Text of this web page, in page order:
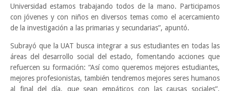
Universidad estamos trabajando todos de la mano. Participamos
con jóvenes y con niños en diversos temas como el acercamiento
de la investigación a las primarias y secundarias”, apuntó.
Subrayó que la UAT busca integrar a sus estudiantes en todas las
áreas del desarrollo social del estado, fomentando acciones que
refuercen su formación: “Así como queremos mejores estudiantes,
mejores profesionistas, también tendremos mejores seres humanos
al final del día, que sean empáticos con las causas sociales”,